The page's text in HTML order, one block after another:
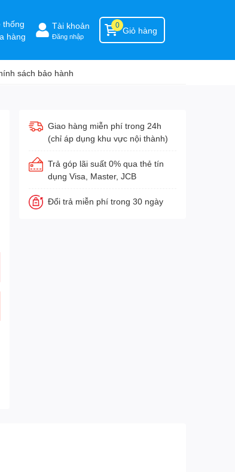
thống
hàng
Tài khoản
Đăng nhập
Giỏ hàng
0
sách bảo hành
Giao hàng miễn phí trong 24h
(chỉ áp dụng khu vực nội thành)
Trả góp lãi suất 0% qua thẻ tín
dụng Visa, Master, JCB
Đổi trả miễn phí trong 30 ngày